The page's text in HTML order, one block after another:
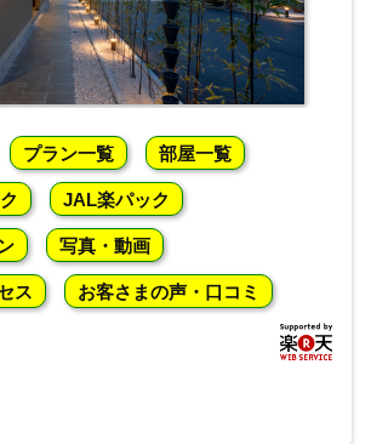
プラン一覧 部屋一覧
JAL楽パック
写真・動画
ス お客さまの声・口コミ